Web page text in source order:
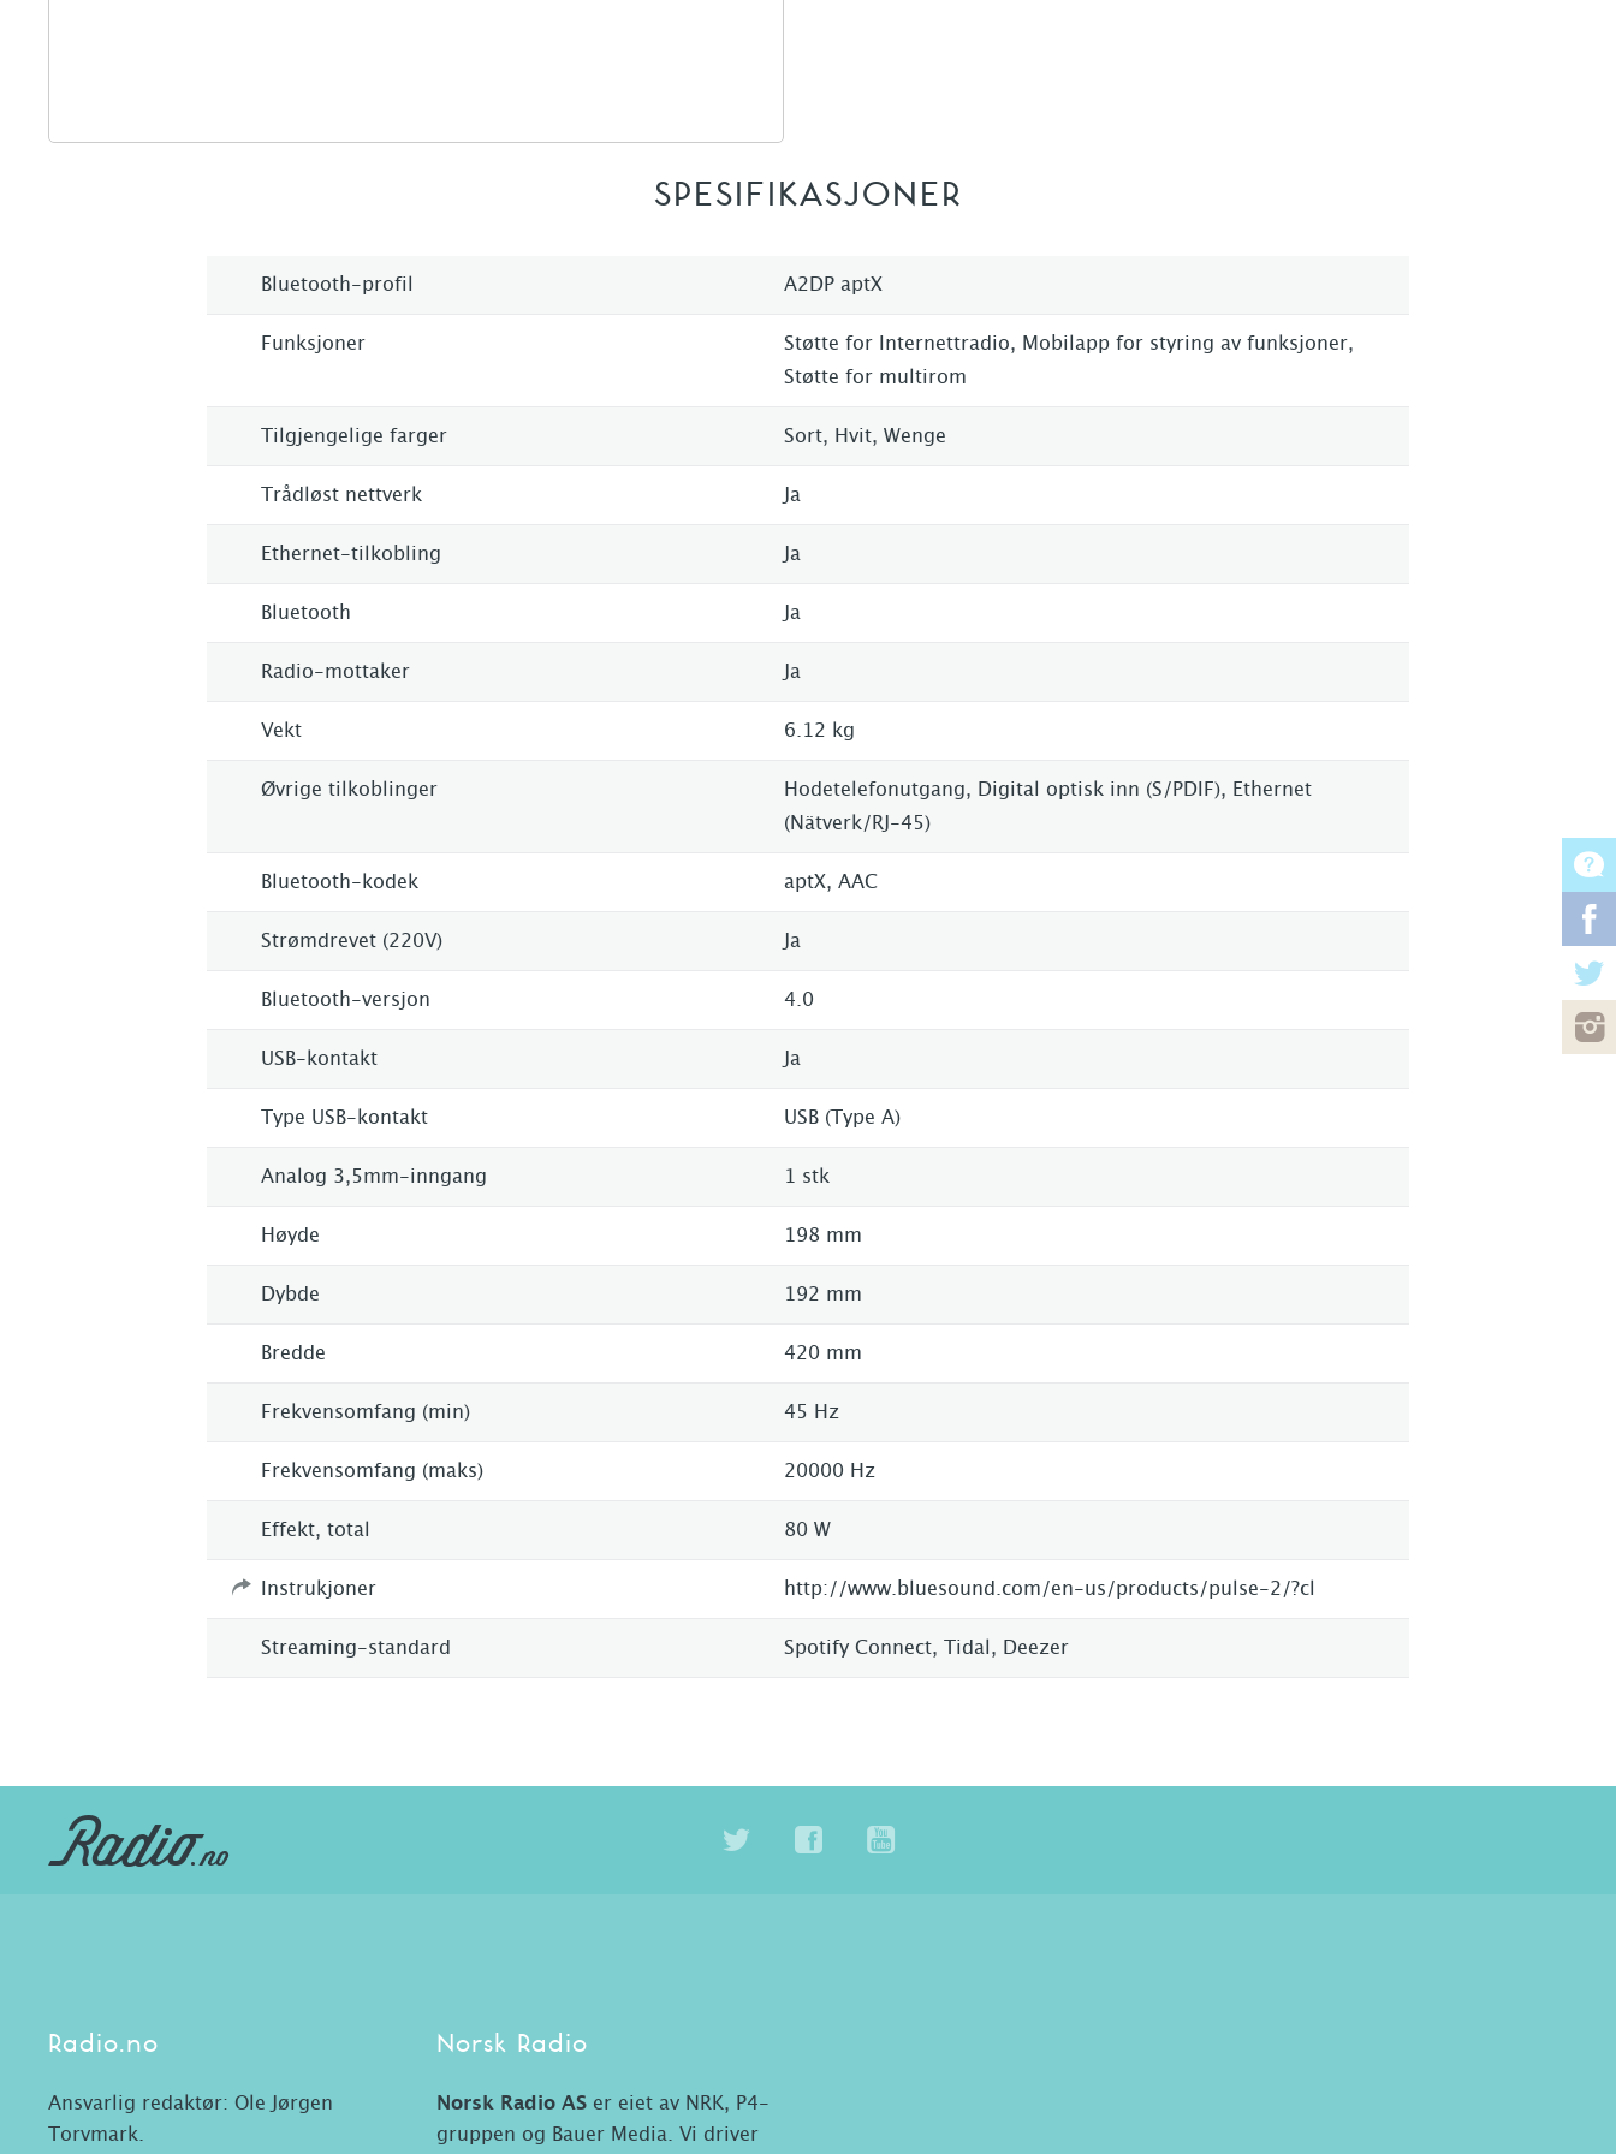
SPESIFIKASJONER
Bluetooth-profil A2DP aptX
Funksjoner
Støtte for Internettradio, Mobilapp for styring av funksjoner,
Støtte for multirom
Tilgjengelige farger Sort, Hvit, Wenge
Trådløst nettverk Ja
Ethernet-tilkobling Ja
Bluetooth Ja
Radio-mottaker Ja
Vekt 6.12 kg
Øvrige tilkoblinger
Hodetelefonutgang, Digital optisk inn (S/PDIF), Ethernet
(Nätverk/RJ-45)
Bluetooth-kodek aptX, AAC
Strømdrevet (220V) Ja
Bluetooth-versjon 4.0
USB-kontakt Ja
Type USB-kontakt USB (Type A)
Analog 3,5mm-inngang 1 stk
Høyde 198 mm
Dybde 192 mm
Bredde 420 mm
Frekvensomfang (min) 45 Hz
Frekvensomfang (maks) 20000 Hz
Effekt, total 80 W
Instrukjoner http://www.bluesound.com/en-us/products/pulse-2/?cl
Streaming-standard Spotify Connect, Tidal, Deezer
Radio.no
Ansvarlig redaktør: Ole Jørgen
Torvmark.
Norsk Radio
Norsk Radio AS er eiet av NRK, P4-
gruppen og Bauer Media. Vi driver